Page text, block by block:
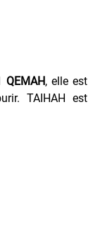
QEMAH, elle est
TAIHAH est